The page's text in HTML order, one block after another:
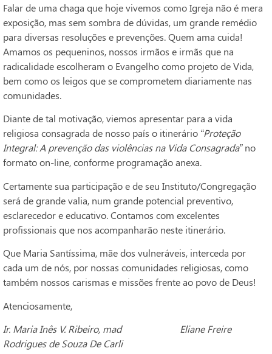
Falar de uma chaga que hoje vivemos como Igreja não é mera
exposição, mas sem sombra de dúvidas, um grande remédio
para diversas resoluções e prevenções. Quem ama cuida!
Amamos os pequeninos, nossos irmãos e irmãs que na
radicalidade escolheram o Evangelho como projeto de Vida,
bem como os leigos que se comprometem diariamente nas
comunidades.
Diante de tal motivação, viemos apresentar para a vida
religiosa consagrada de nosso país o itinerário “Proteção
Integral: A prevenção das violências na Vida Consagrada”no
formato on-line, conforme programação anexa.
Certamente sua participação e de seu Instituto/Congregação
será de grande valia, num grande potencial preventivo,
esclarecedor e educativo. Contamos com excelentes
profissionais que nos acompanharão neste itinerário.
Que Maria Santíssima, mãe dos vulneráveis, interceda por
cada um de nós, por nossas comunidades religiosas, como
também nossos carismas e missões frente ao povo de Deus!
Atenciosamente,
Ir. Maria Inês V. Ribeiro, mad
Eliane Freire
Rodrigues de Souza De Carli